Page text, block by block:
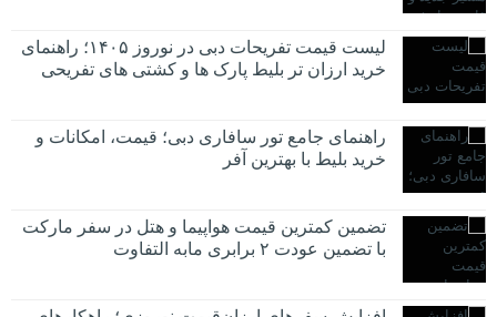
لیست قیمت تفریحات دبی در نوروز ۱۴۰۵؛ راهنمای
خرید ارزان تر بلیط پارک ها و کشتی های تفریحی
راهنمای جامع تور سافاری دبی؛ قیمت، امکانات و
خرید بلیط با بهترین آفر
تضمین کمترین قیمت هواپیما و هتل در سفر مارکت
با تضمین عودت ۲ برابری مابه التفاوت